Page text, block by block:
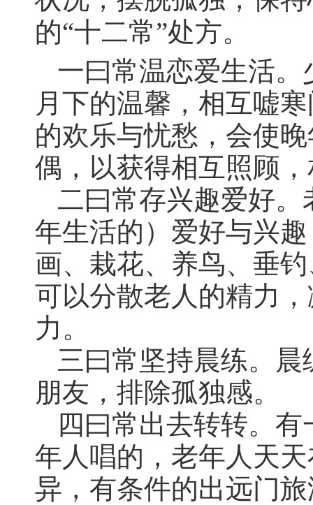
的“十二常”处方。
一曰常温恋爱生活
月下的温馨，相互嘘
的欢乐与忧愁，会使
偶，以获得相互照顾
二曰常存兴趣爱好
年生活的）爱好与兴
画、栽花、养鸟、垂
可以分散老人的精力
力。
三曰常坚持晨练。
朋友，排除孤独感。
四曰常出去转转。
年人唱的，老年人天
异，有条件的出远门